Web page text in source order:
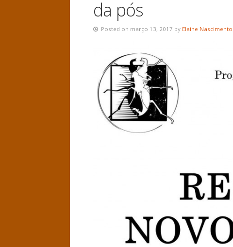
da pós
Posted on março 13, 2017 by Elaine Nascimento